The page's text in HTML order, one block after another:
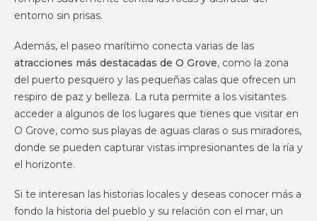
entorno sin prisas.
Además, el paseo marítimo conecta varias de las
atracciones más destacadas de O Grove, como la zona
del puerto pesquero y las pequeñas calas que ofrecen un
respiro de paz y belleza. La ruta permite a los visitantes
acceder a algunos de los lugares que tienes que visitar en
O Grove, como sus playas de aguas claras o sus miradores,
donde se pueden capturar vistas impresionantes de la ría y
el horizonte.
Si te interesan las historias locales y deseas conocer más a
fondo la historia del pueblo y su relación con el mar, un